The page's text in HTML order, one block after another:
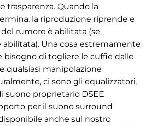
trasparenza. Quando la
la riproduzione riprende e
rumore è abilitata (se
Una cosa estremamente
bisogno di togliere le cuffie dalle
qualsiasi manipolazione
ci sono gli equalizzatori,
suono proprietario DSEE
per il suono surround
anche sul nostro